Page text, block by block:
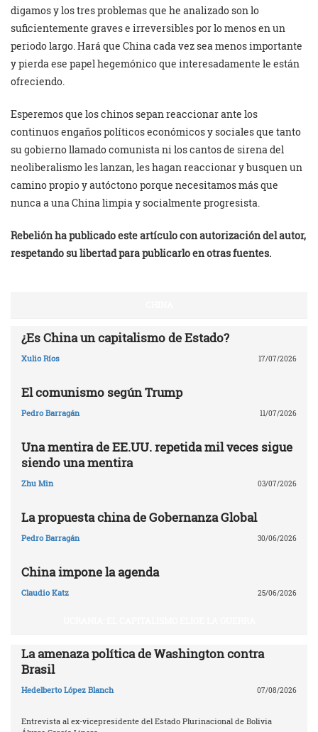
digamos y los tres problemas que he analizado son lo
suficientemente graves e irreversibles por lo menos en un
periodo largo. Hará que China cada vez sea menos importante
y pierda ese papel hegemónico que interesadamente le están
ofreciendo.
Esperemos que los chinos sepan reaccionar ante los
continuos engaños políticos económicos y sociales que tanto
su gobierno llamado comunista ni los cantos de sirena del
neoliberalismo les lanzan, les hagan reaccionar y busquen un
camino propio y autóctono porque necesitamos más que
nunca a una China limpia y socialmente progresista.
Rebelión ha publicado este artículo con autorización del autor,
respetando su libertad para publicarlo en otras fuentes.
¿Es China un capitalismo de Estado?
Xulio Ríos 17/07/2026
El comunismo según Trump
Pedro Barragán 11/07/2026
Una mentira de EE.UU. repetida mil veces sigue
siendo una mentira
Zhu Min 03/07/2026
La propuesta china de Gobernanza Global
Pedro Barragán 30/06/2026
China impone la agenda
Claudio Katz 25/06/2026
La amenaza política de Washington contra
Brasil
Hedelberto López Blanch 07/08/2026
Entrevista al ex-vicepresidente del Estado Plurinacional de Bolivia